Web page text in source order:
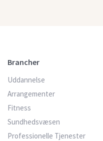
Brancher
Uddannelse
Arrangementer
Fitness
Sundhedsvæsen
Professionelle Tjenester